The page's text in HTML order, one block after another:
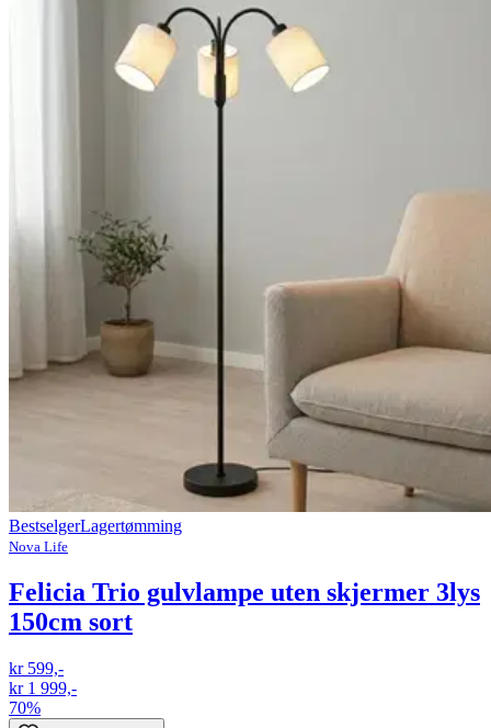
BestselgerLagertømming
Nova Life
Felicia Trio gulvlampe uten skjermer 3lys
150cm sort
kr 599,-
kr 1 999,-
70%